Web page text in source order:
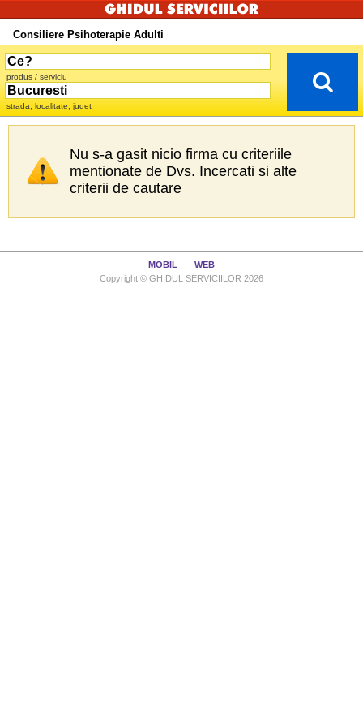
Consiliere Psihoterapie Adulti
produs / serviciu
strada, localitate, judet
Nu s-a gasit nicio firma cu criteriile
mentionate de Dvs. Incercati si alte
criterii de cautare
MOBIL
WEB
Copyright © GHIDUL SERVICIILOR 2026